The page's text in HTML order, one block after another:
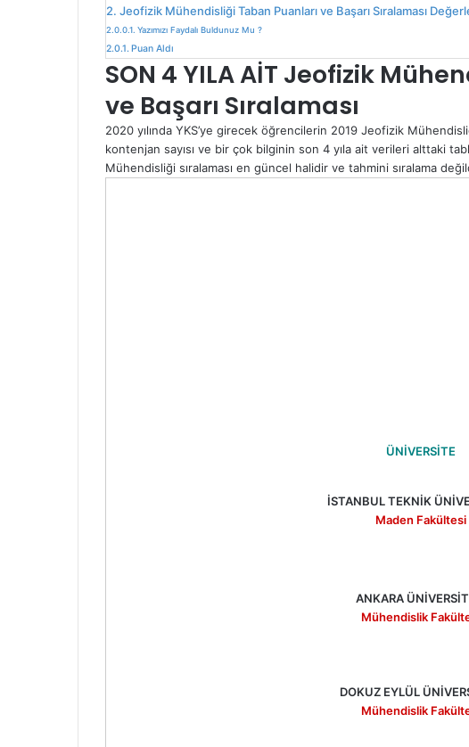
Jeofizik Mühendisliği Taban Puanları ve Başarı Sıralaması
Yazımızı Faydalı Buldunuz Mu ?
Puan Aldı
SON 4 YILA AİT Jeofizik
ve Başarı Sıralaması
2020 yılında YKS’ye girecek öğrencilerin 2019 Jeofizik
kontenjan sayısı ve bir çok bilginin son 4 yıla ait verileri alttaki
Mühendisliği sıralaması en güncel halidir ve tahmini sıralama
ÜNİVERSİTE
İSTANBUL TEKNİK
Maden Fakültesi
ANKARA
Mühendislik
DOKUZ EYLÜL
Mühendislik